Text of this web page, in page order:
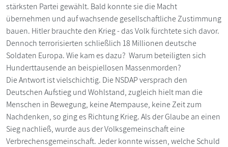
stärksten Partei gewählt. Bald konnte sie die Macht
übernehmen und auf wachsende gesellschaftliche Zustimmung
bauen. Hitler brauchte den Krieg - das Volk fürchtete sich davor.
Dennoch terrorisierten schließlich 18 Millionen deutsche
Soldaten Europa. Wie kam es dazu? Warum beteiligten sich
Hunderttausende an beispiellosen Massenmorden?
Die Antwort ist vielschichtig. Die NSDAP versprach den
Deutschen Aufstieg und Wohlstand, zugleich hielt man die
Menschen in Bewegung, keine Atempause, keine Zeit zum
Nachdenken, so ging es Richtung Krieg. Als der Glaube an einen
Sieg nachließ, wurde aus der Volksgemeinschaft eine
Verbrechensgemeinschaft. Jeder konnte wissen, welche Schuld